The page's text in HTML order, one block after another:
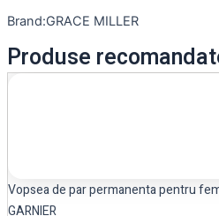
Brand:GRACE MILLER
Produse
Vopsea de par permanenta pentru
GARNIER